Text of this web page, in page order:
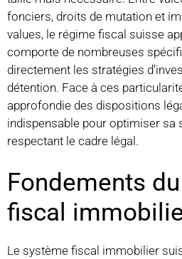
fonciers, droits de mutation et
values, le régime fiscal suisse
comporte de nombreuses
directement les stratégies
détention. Face à ces
approfondie des dispositions
indispensable pour optimiser sa
respectant le cadre légal.
Fondements
fiscal
Le système fiscal immobilier